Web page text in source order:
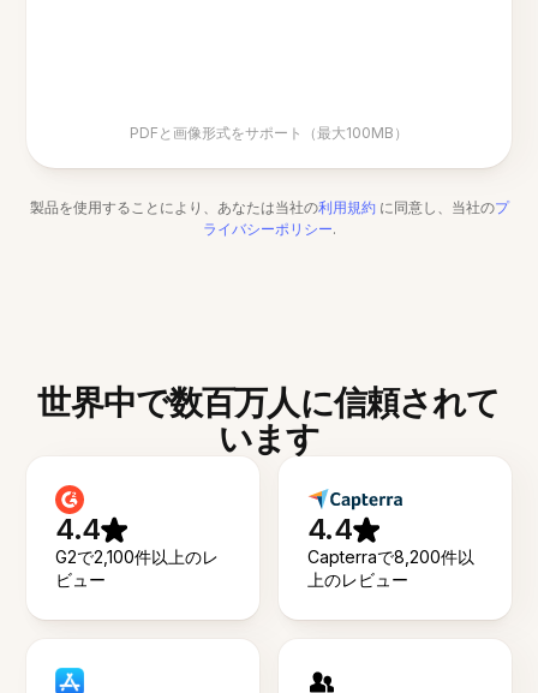
PDFと画像形式をサポート（最大100MB）
製品を使用することにより、あなたは当社の利用規約 に同意し、当社のプ
ライバシーポリシー.
世界中で数百万人に信頼されて
います
4.4
G2で2,100件以上のレ
ビュー
4.4
Capterraで8,200件以
上のレビュー